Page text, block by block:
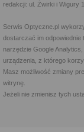
redakcji: ul. Żwirki i Wigury
Serwis Optyczne.pl
dostarczać im
narzędzie Google
urządzenia, z którego
Masz możliwość zmiany
witrynę.
Jeżeli nie zmienisz tych